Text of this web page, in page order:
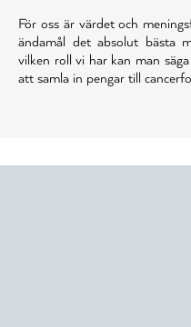
För oss är värdet och
ändamål det absolut bästa
vilken roll vi har kan man
att samla in pengar till